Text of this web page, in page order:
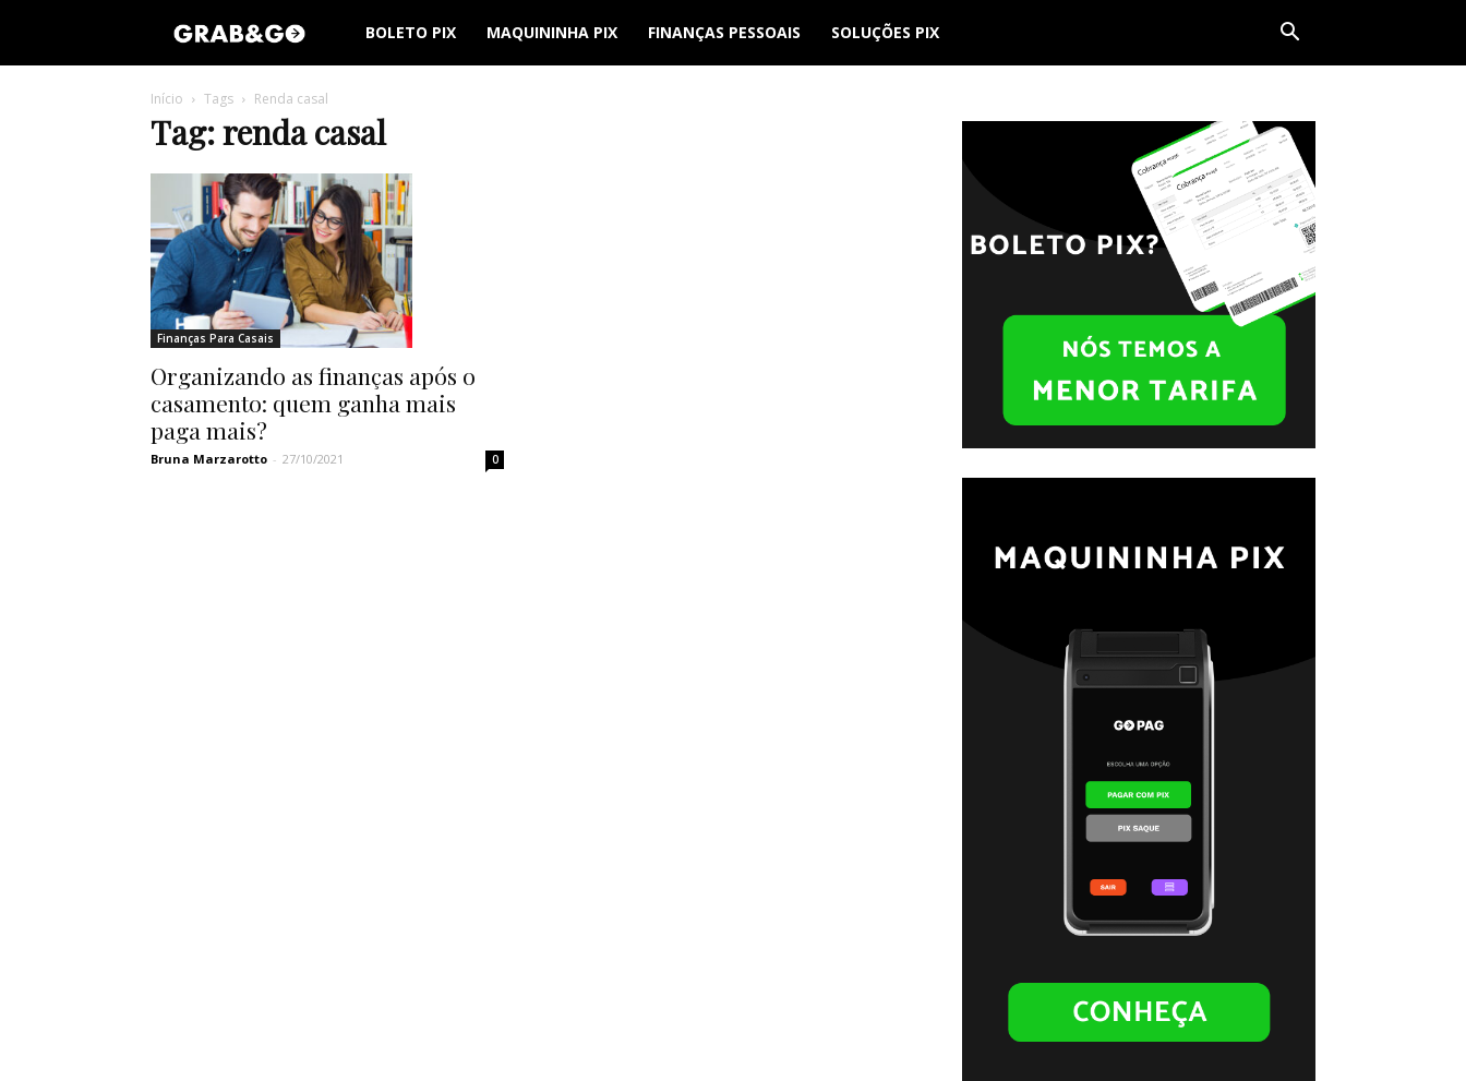
Grab
BOLETO PIX MAQUININHA PIX FINANÇAS PESSOAIS SOLUÇÕES PIX
Início Tags Renda casal
Tag: renda casal
Finanças Para Casais
Organizando as finanças após o
casamento: quem ganha mais
paga mais?
Bruna Marzarotto - 27/10/2021 0